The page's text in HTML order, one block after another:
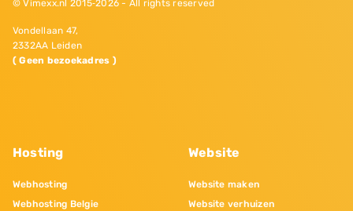
© Vimexx.nl 2015‐2026 - All rights reserved
Vondellaan 47,
2332AA Leiden
( Geen bezoekadres )
Hosting
Webhosting
Webhosting Belgie
Website
Website maken
Website verhuizen